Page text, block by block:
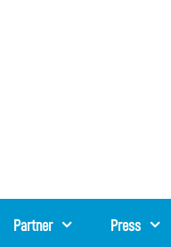
Partner Press